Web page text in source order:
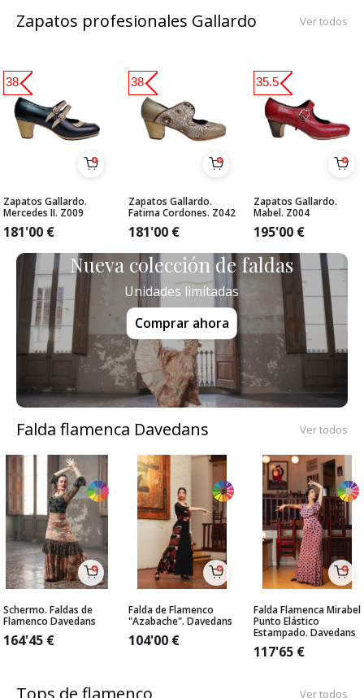
Zapatos profesionales Gallardo Ver todos
Zapatos Gallardo.
Mercedes II. Z009
181'00 €
38
Zapatos Gallardo.
Fatima Cordones. Z042
181'00 €
38
Zapatos Gallardo.
Mabel. Z004
195'00 €
35.5
Nueva colección de faldas
Unidades limitadas
Comprar ahora
Falda flamenca Davedans Ver todos
Schermo. Faldas de
Flamenco Davedans
164'45 €
Falda de Flamenco
"Azabache". Davedans
104'00 €
Falda Flamenca Mirabel
Punto Elástico
Estampado. Davedans
117'65 €
Tops de flamenco Ver todos